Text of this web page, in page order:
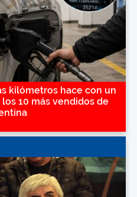
kilómetros hace con un
10 más vendidos de